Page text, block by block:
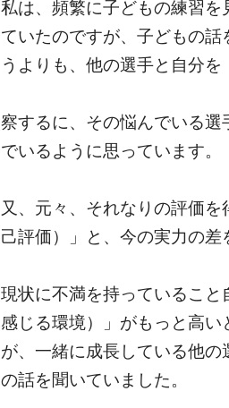
私は、頻繁に子どもの練習
ていたのですが、子どもの
うよりも、他の選手と自分を
察するに、その悩んでいる
でいるように思っています。
又、元々、それなりの評価を
己評価）」と、今の実力の差
現状に不満を持っていること
感じる環境）」がもっと高
が、一緒に成長している他
の話を聞いていました。